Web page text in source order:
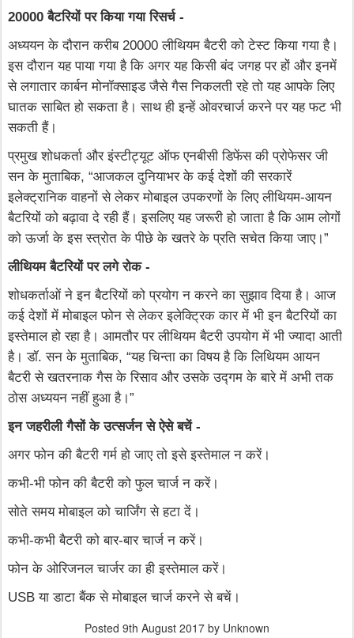
20000 बैटरियों पर किया गया रिसर्च -
अध्ययन के दौरान करीब 20000 लीथियम बैटरी को टेस्ट किया गया है।
इस दौरान यह पाया गया है कि अगर यह किसी बंद जगह पर हों और इनमें
से लगातार कार्बन मोनॉक्साइड जैसे गैस निकलती रहे तो यह आपके लिए
घातक साबित हो सकता है। साथ ही इन्हें ओवरचार्ज करने पर यह फट भी
सकती हैं।
प्रमुख शोधकर्ता और इंस्टीट्यूट ऑफ एनबीसी डिफेंस की प्रोफेसर जी
सन के मुताबिक, “आजकल दुनियाभर के कई देशों की सरकारें
इलेक्ट्रानिक वाहनों से लेकर मोबाइल उपकरणों के लिए लीथियम-आयन
बैटरियों को बढ़ावा दे रही हैं। इसलिए यह जरूरी हो जाता है कि आम लोगों
को ऊर्जा के इस स्त्रोत के पीछे के खतरे के प्रति सचेत किया जाए।”
लीथियम बैटरियों पर लगे रोक -
शोधकर्ताओं ने इन बैटरियों को प्रयोग न करने का सुझाव दिया है। आज
कई देशों में मोबाइल फोन से लेकर इलेक्ट्रिक कार में भी इन बैटरियों का
इस्तेमाल हो रहा है। आमतौर पर लीथियम बैटरी उपयोग में भी ज्यादा आती
है। डॉ. सन के मुताबिक, “यह चिन्ता का विषय है कि लिथियम आयन
बैटरी से खतरनाक गैस के रिसाव और उसके उद्गम के बारे में अभी तक
ठोस अध्ययन नहीं हुआ है।”
इन जहरीली गैसों के उत्सर्जन से ऐसे बचें -
अगर फोन की बैटरी गर्म हो जाए तो इसे इस्तेमाल न करें।
कभी-भी फोन की बैटरी को फुल चार्ज न करें।
सोते समय मोबाइल को चार्जिंग से हटा दें।
कभी-कभी बैटरी को बार-बार चार्ज न करें।
फोन के ओरिजनल चार्जर का ही इस्तेमाल करें।
USB या डाटा बैंक से मोबाइल चार्ज करने से बचें।
Posted 9th August 2017 by Unknown